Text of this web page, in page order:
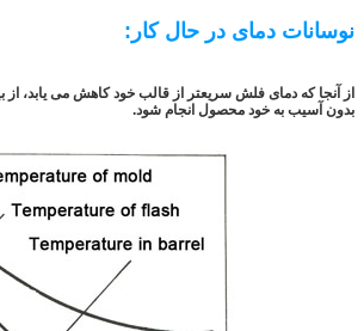
نوسانات دمای در حال کار:
از آنجا که دمای فلش سریعتر از قالب خود کاهش می یابد، از
بدون آسیب به خود محصول انجام شود.